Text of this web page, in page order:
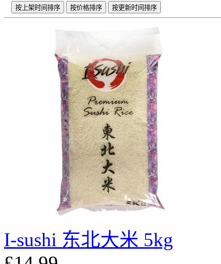
按上架时间排序 按价格排序 按更新时间排序
I-sushi 东北大米 5kg